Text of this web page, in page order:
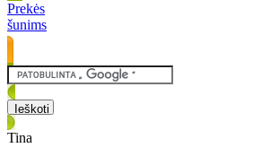
Prekės
šunims
Tina